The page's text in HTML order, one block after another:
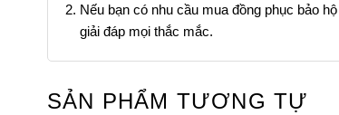
Nếu bạn có nhu cầu mua đồng phục bảo
giải đáp mọi thắc mắc.
SẢN PHẨM TƯƠNG TỰ